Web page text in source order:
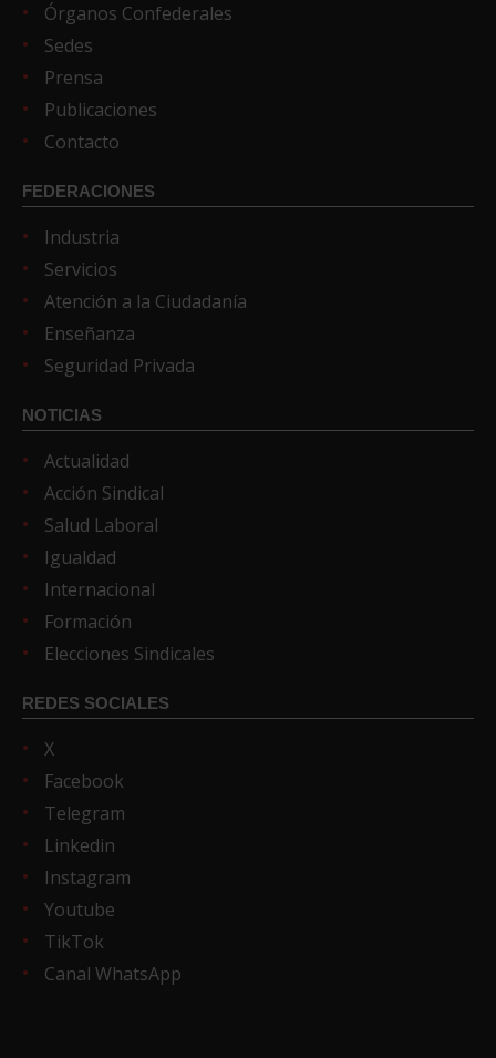
Órganos Confederales
Sedes
Prensa
Publicaciones
Contacto
FEDERACIONES
Industria
Servicios
Atención a la Ciudadanía
Enseñanza
Seguridad Privada
NOTICIAS
Actualidad
Acción Sindical
Salud Laboral
Igualdad
Internacional
Formación
Elecciones Sindicales
REDES SOCIALES
X
Facebook
Telegram
Linkedin
Instagram
Youtube
TikTok
Canal WhatsApp